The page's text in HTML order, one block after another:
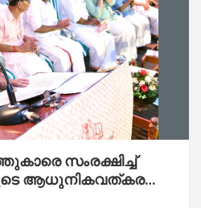
സംരക്ഷിച്ച്
ആധുനികവത്കരണം
സ്പീക്കർ